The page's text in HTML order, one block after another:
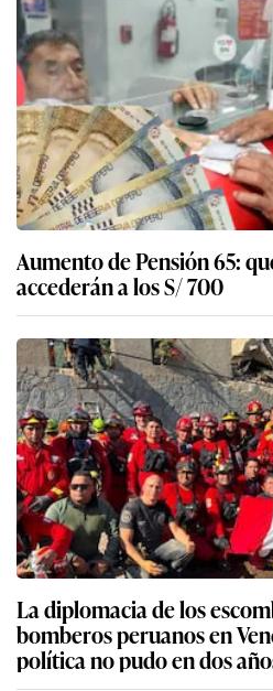
Aumento de Pensión 65:
accederán a los S/ 700
La diplomacia de los
bomberos peruanos en
política no pudo en dos